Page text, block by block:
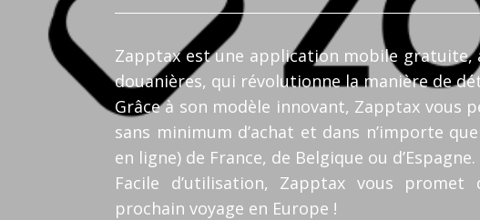
Zapptax est une application mobile gratuite,
douanières, qui révolutionne la manière de
Grâce à son modèle innovant, Zapptax vous
sans minimum d’achat et dans n’importe
en ligne) de France, de Belgique ou d’Espagne.
Facile d’utilisation, Zapptax vous
prochain voyage en Europe !